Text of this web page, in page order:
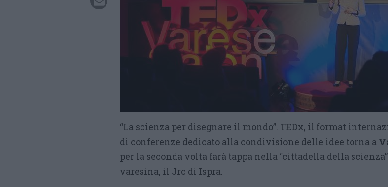
“La scienza per disegnare il mondo”. TEDx, il format
di conferenze dedicato alla condivisione delle idee torna a
per la seconda volta farà tappa nella “cittadella della scienza”
varesina, il Jrc di Ispra.